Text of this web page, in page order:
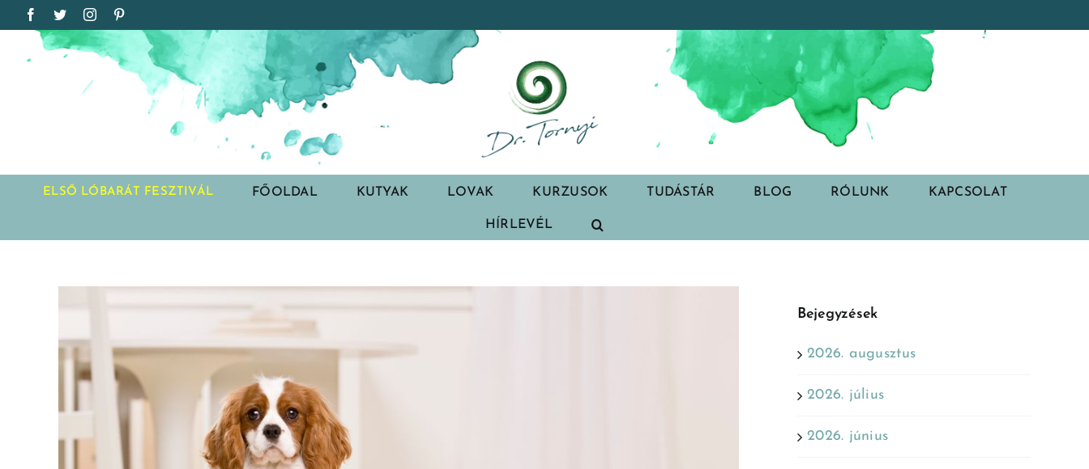
KihagyásFacebook
TwitterInstagram
ELSŐ LÓBARÁT FESZTIVÁL FŐOLDAL KUTYAK LOVAK KURZUSOK TUDÁSTÁR BLOG RÓLUNK KAPCSOLAT
HÍRLEVÉL
Bejegyzések
2026. augusztus
2026. július
2026. június